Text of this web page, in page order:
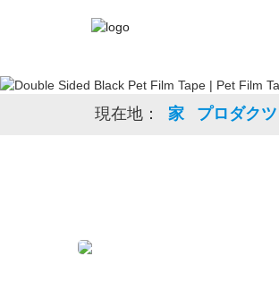
現在地： 家 プロダクツ